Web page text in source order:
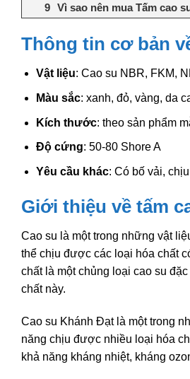
Vì sao nên mua Tấm cao
Thông tin cơ bản
Vật liệu: Cao su NBR, FKM,
Màu sắc: xanh, đỏ, vàng, da
Kích thước: theo sản phẩm
Độ cứng: 50-80 Shore A
Yêu cầu khác: Có bố vải,
Giới thiệu về tấm
Cao su là một trong những vật
thể chịu được các loại hóa chất
chất là một chủng loại cao su
chất này.
Cao su Khánh Đạt là một trong
năng chịu được nhiều loại hóa
khả năng kháng nhiệt, kháng